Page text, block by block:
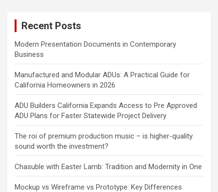
Recent Posts
Modern Presentation Documents in Contemporary
Business
Manufactured and Modular ADUs: A Practical Guide for
California Homeowners in 2026
ADU Builders California Expands Access to Pre Approved
ADU Plans for Faster Statewide Project Delivery
The roi of premium production music – is higher-quality
sound worth the investment?
Chasuble with Easter Lamb: Tradition and Modernity in One
Mockup vs Wireframe vs Prototype: Key Differences